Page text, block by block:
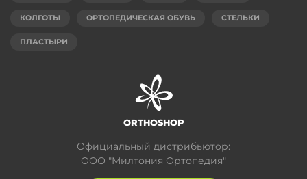
ORTHOSHOP
Официальный дистрибьютор:
ООО "Милтония Ортопедия"
КОЛГОТЫ ОРТОПЕДИЧЕСКАЯ ОБУВЬ СТЕЛЬКИ
ПЛАСТЫРИ